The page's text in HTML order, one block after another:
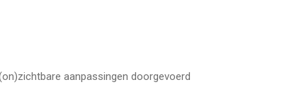
aanpassingen doorgevoerd